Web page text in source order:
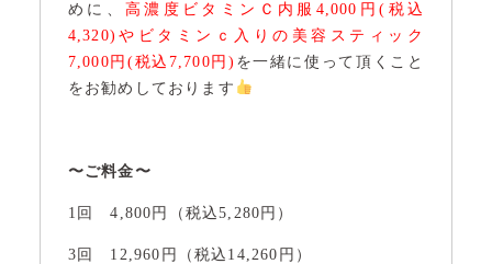
めに、 高濃度ビタミンＣ内服4,000円(税込
4,320)やビタミンｃ入りの美容スティック
7,000円(税込7,700円) を一緒に使って頂くこと
をお勧めしております
〜ご料金〜
1回 4,800円（税込5,280円）
3回 12,960円（税込14,260円）